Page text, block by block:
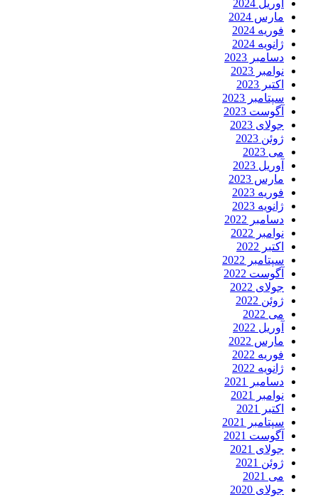
آوریل 2024
مارس 2024
فوریه 2024
ژانویه 2024
دسامبر 2023
نوامبر 2023
اکتبر 2023
سپتامبر 2023
آگوست 2023
جولای 2023
ژوئن 2023
می 2023
آوریل 2023
مارس 2023
فوریه 2023
ژانویه 2023
دسامبر 2022
نوامبر 2022
اکتبر 2022
سپتامبر 2022
آگوست 2022
جولای 2022
ژوئن 2022
می 2022
آوریل 2022
مارس 2022
فوریه 2022
ژانویه 2022
دسامبر 2021
نوامبر 2021
اکتبر 2021
سپتامبر 2021
آگوست 2021
جولای 2021
ژوئن 2021
می 2021
جولای 2020